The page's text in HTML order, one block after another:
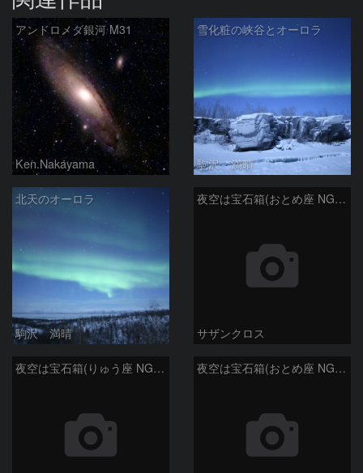
アンドロメダ銀河 M31
Ken.Nakayama
雪化粧の峡谷とオーロラ
駒沢 満晴
北天のオーロラ
駒沢 満晴
夜空は宝石箱(おとめ座 NGC5566) Seestar50
サザンクロス
夜空は宝石箱(りゅう座 NGC6503) Seestar50 夜空は宝石箱(おとめ座 NGC5746) Seestar50